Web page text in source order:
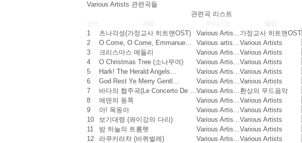
Various Artists 관련곡들
관련곡 리스트
1
츠나각성(가정교사 히트맨OST) Various Artis…가정교사 히트맨OST
2
O Come, O Come, Emmanue… Various artis…Various Artists
3
크리스마스 메들리 Various Artis…Various Artists
4
O Christmas Tree (소나무여) Various Artis…Various Artists
5
Hark! The Herald Angels… Various Artis…Various Artists
6
God Rest Ye Merry Gentl… Various Artis…Various Artists
7
바다의 협주곡(Le Concerto De …Various Artis…환상의 무드음악
8
에덴의 동쪽 Various Artis…Various Artists
9
아! 목동아 Various Artis…Various Artists
10
보기대령 (콰이강의 다리) Various Artis…Various Artists
11
밤 하늘의 트롬펫 Various Artis…Various Artists
12
라쿠카라차 (바퀴벌레) Various Artis…Various Artists